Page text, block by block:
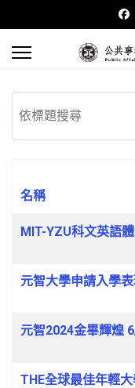
名稱
MIT-YZU科文英語
元智大學申請入學
元智2024金畢輝煌
THE全球最佳年輕